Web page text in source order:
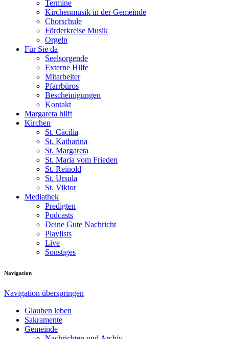
Termine
Kirchenmusik in der Gemeinde
Chorschule
Förderkreise Musik
Orgeln
Für Sie da
Seelsorgende
Externe Hilfe
Mitarbeiter
Pfarrbüros
Bescheinigungen
Kontakt
Margareta hilft
Kirchen
St. Cäcilia
St. Katharina
St. Margareta
St. Maria vom Frieden
St. Reinold
St. Ursula
St. Viktor
Mediathek
Predigten
Podcasts
Deine Gute Nachricht
Playlists
Live
Sonstiges
Navigation
Navigation überspringen
Glauben leben
Sakramente
Gemeinde